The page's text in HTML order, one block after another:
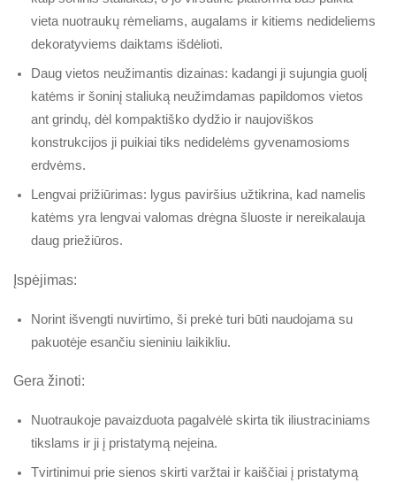
vieta nuotraukų rėmeliams, augalams ir kitiems nedideliems
dekoratyviems daiktams išdėlioti.
Daug vietos neužimantis dizainas: kadangi ji sujungia guolį
katėms ir šoninį staliuką neužimdamas papildomos vietos
ant grindų, dėl kompaktiško dydžio ir naujoviškos
konstrukcijos ji puikiai tiks nedidelėms gyvenamosioms
erdvėms.
Lengvai prižiūrimas: lygus paviršius užtikrina, kad namelis
katėms yra lengvai valomas drėgna šluoste ir nereikalauja
daug priežiūros.
Įspėjimas:
Norint išvengti nuvirtimo, ši prekė turi būti naudojama su
pakuotėje esančiu sieniniu laikikliu.
Gera žinoti:
Nuotraukoje pavaizduota pagalvėlė skirta tik iliustraciniams
tikslams ir ji į pristatymą neįeina.
Tvirtinimui prie sienos skirti varžtai ir kaiščiai į pristatymą